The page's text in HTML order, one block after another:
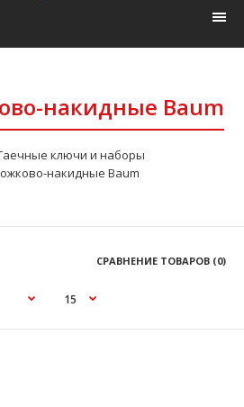
накидные Baum
ключи и наборы
накидные Baum
СРАВНЕНИЕ ТОВАРОВ (0)